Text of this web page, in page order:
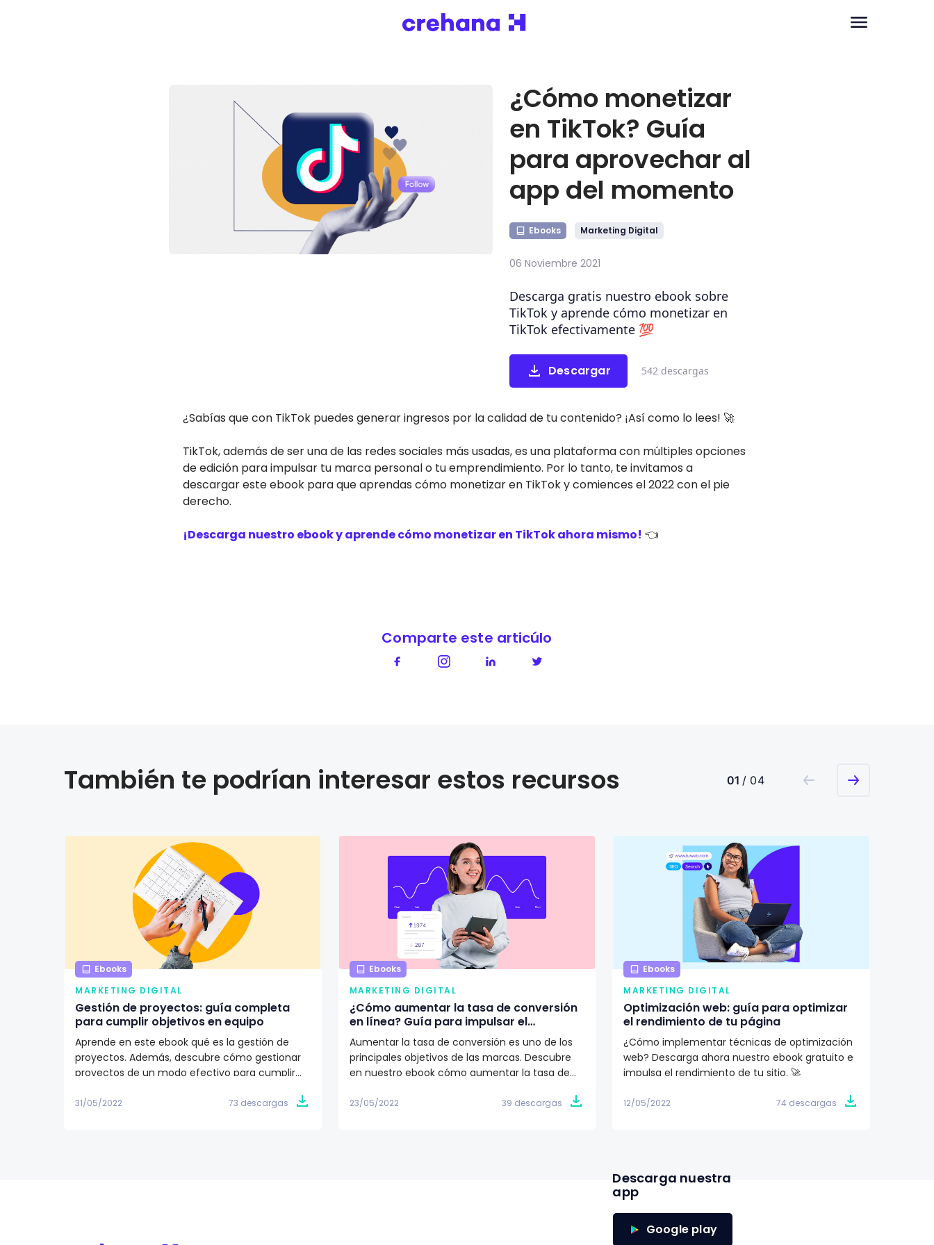
¿Cómo monetizar
en TikTok? Guía
para aprovechar al
app del momento
Ebooks Marketing Digital
06 Noviembre 2021
Descarga gratis nuestro ebook sobre
TikTok y aprende cómo monetizar en
TikTok efectivamente 💯
Descargar 542 descargas
¿Sabías que con TikTok puedes generar ingresos por la calidad de tu contenido? ¡Así como lo lees! 🚀
TikTok, además de ser una de las redes sociales más usadas, es una plataforma con múltiples opciones
de edición para impulsar tu marca personal o tu emprendimiento. Por lo tanto, te invitamos a
descargar este ebook para que aprendas cómo monetizar en TikTok y comiences el 2022 con el pie
derecho.
¡Descarga nuestro ebook y aprende cómo monetizar en TikTok ahora mismo! 👈
Comparte este articúlo
También te podrían interesar estos recursos 01 / 04
Ebooks
MARKETING DIGITAL
Gestión de proyectos: guía completa
para cumplir objetivos en equipo
Aprende en este ebook qué es la gestión de
proyectos. Además, descubre cómo gestionar
proyectos de un modo efectivo para cumplir
31/05/2022 73 descargas
Ebooks
MARKETING DIGITAL
¿Cómo aumentar la tasa de conversión
en línea? Guía para impulsar el
crecimiento de tu marca
Aumentar la tasa de conversión es uno de los
principales objetivos de las marcas. Descubre
en nuestro ebook cómo aumentar la tasa de
23/05/2022 39 descargas
Ebooks
MARKETING DIGITAL
Optimización web: guía para optimizar
el rendimiento de tu página
¿Cómo implementar técnicas de optimización
web? Descarga ahora nuestro ebook gratuito e
impulsa el rendimiento de tu sitio. 🚀
12/05/2022 74 descargas
Descarga nuestra
app
Google play